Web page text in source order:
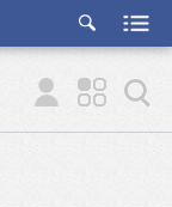
etu
p